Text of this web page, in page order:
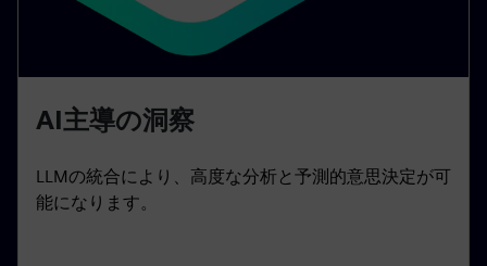
AI主導の洞察
LLMの統合により、高度な分析と予測的意思決定が可
能になります。